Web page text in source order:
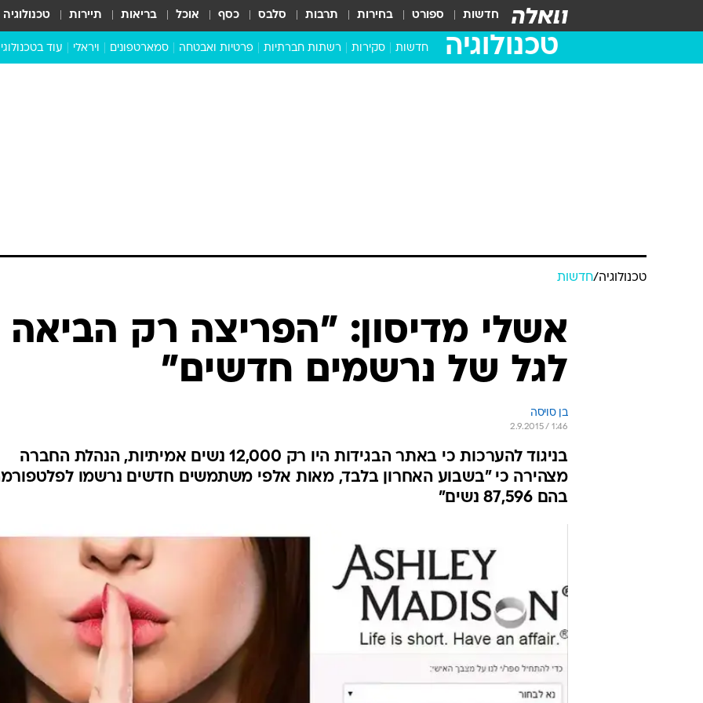
חדשות ספורט בחירות תרבות סלבס כסף אוכל בריאות תיירות טכנולוגיה
טכנולוגיה חדשות סקירות רשתות חברתיות פרטיות ואבטחה סמארטפונים ויראלי עוד
טכנולוגיה/חדשות
אשלי מדיסון: "הפריצה רק הביאה
לגל של נרשמים חדשים"
בן סויסה
2.9.2015 / 1:46
בניגוד להערכות כי באתר הבגידות היו רק 12,000 נשים אמיתיות, הנהלת החברה
מצהירה כי "בשבוע האחרון בלבד, מאות אלפי משתמשים חדשים נרשמו
בהם 87,596 נשים"